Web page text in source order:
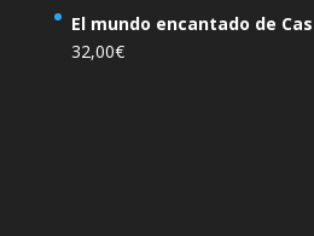
El mundo encantado de
32,00€